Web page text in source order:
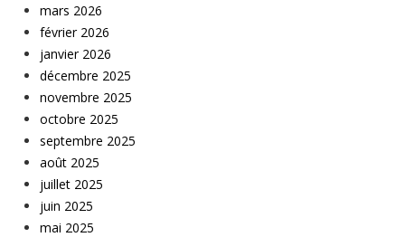
mars 2026
février 2026
janvier 2026
décembre 2025
novembre 2025
octobre 2025
septembre 2025
août 2025
juillet 2025
juin 2025
mai 2025